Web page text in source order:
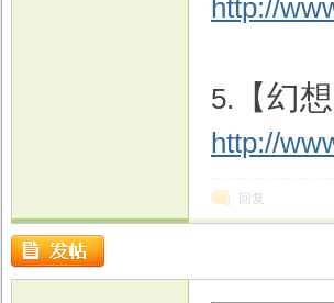
http://
5. 【幻
http://
回复